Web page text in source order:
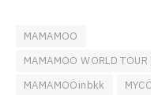
MAMAMOO
MAMAMOO WORLD
MAMAMOOinbkk